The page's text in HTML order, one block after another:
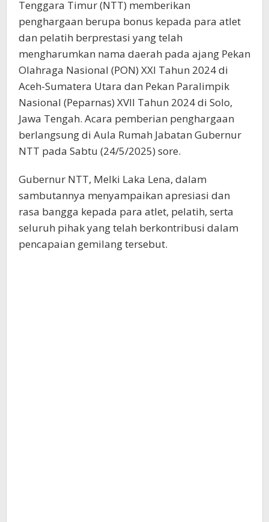
Tenggara Timur (NTT) memberikan
penghargaan berupa bonus kepada para atlet
dan pelatih berprestasi yang telah
mengharumkan nama daerah pada ajang Pekan
Olahraga Nasional (PON) XXI Tahun 2024 di
Aceh-Sumatera Utara dan Pekan Paralimpik
Nasional (Peparnas) XVII Tahun 2024 di Solo,
Jawa Tengah. Acara pemberian penghargaan
berlangsung di Aula Rumah Jabatan Gubernur
NTT pada Sabtu (24/5/2025) sore.
Gubernur NTT, Melki Laka Lena, dalam
sambutannya menyampaikan apresiasi dan
rasa bangga kepada para atlet, pelatih, serta
seluruh pihak yang telah berkontribusi dalam
pencapaian gemilang tersebut.